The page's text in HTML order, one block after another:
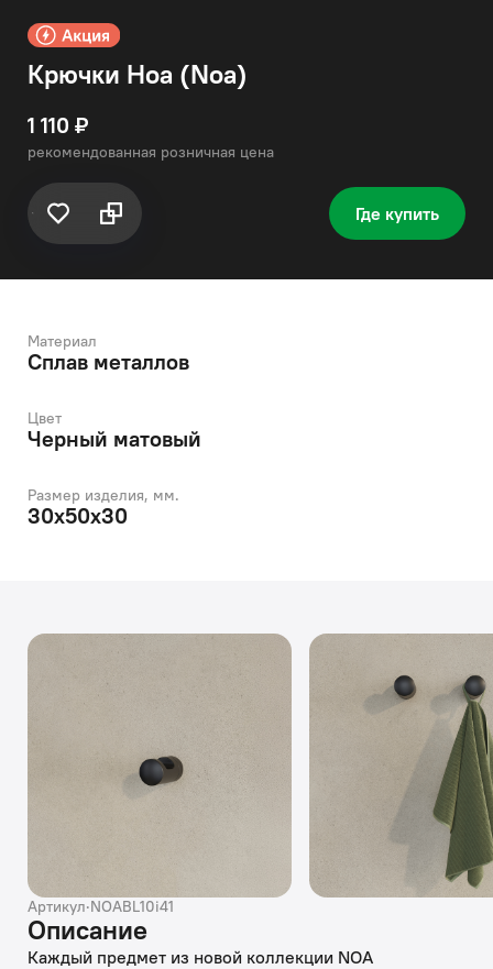
Крючки Ноа (Noa)
1 110 ₽
рекомендованная розничная цена
Где купить
Материал
Сплав металлов
Цвет
Черный матовый
Размер изделия, мм.
30х50х30
Артикул·NOABL10i41
Описание
Каждый предмет из новой коллекции NOA